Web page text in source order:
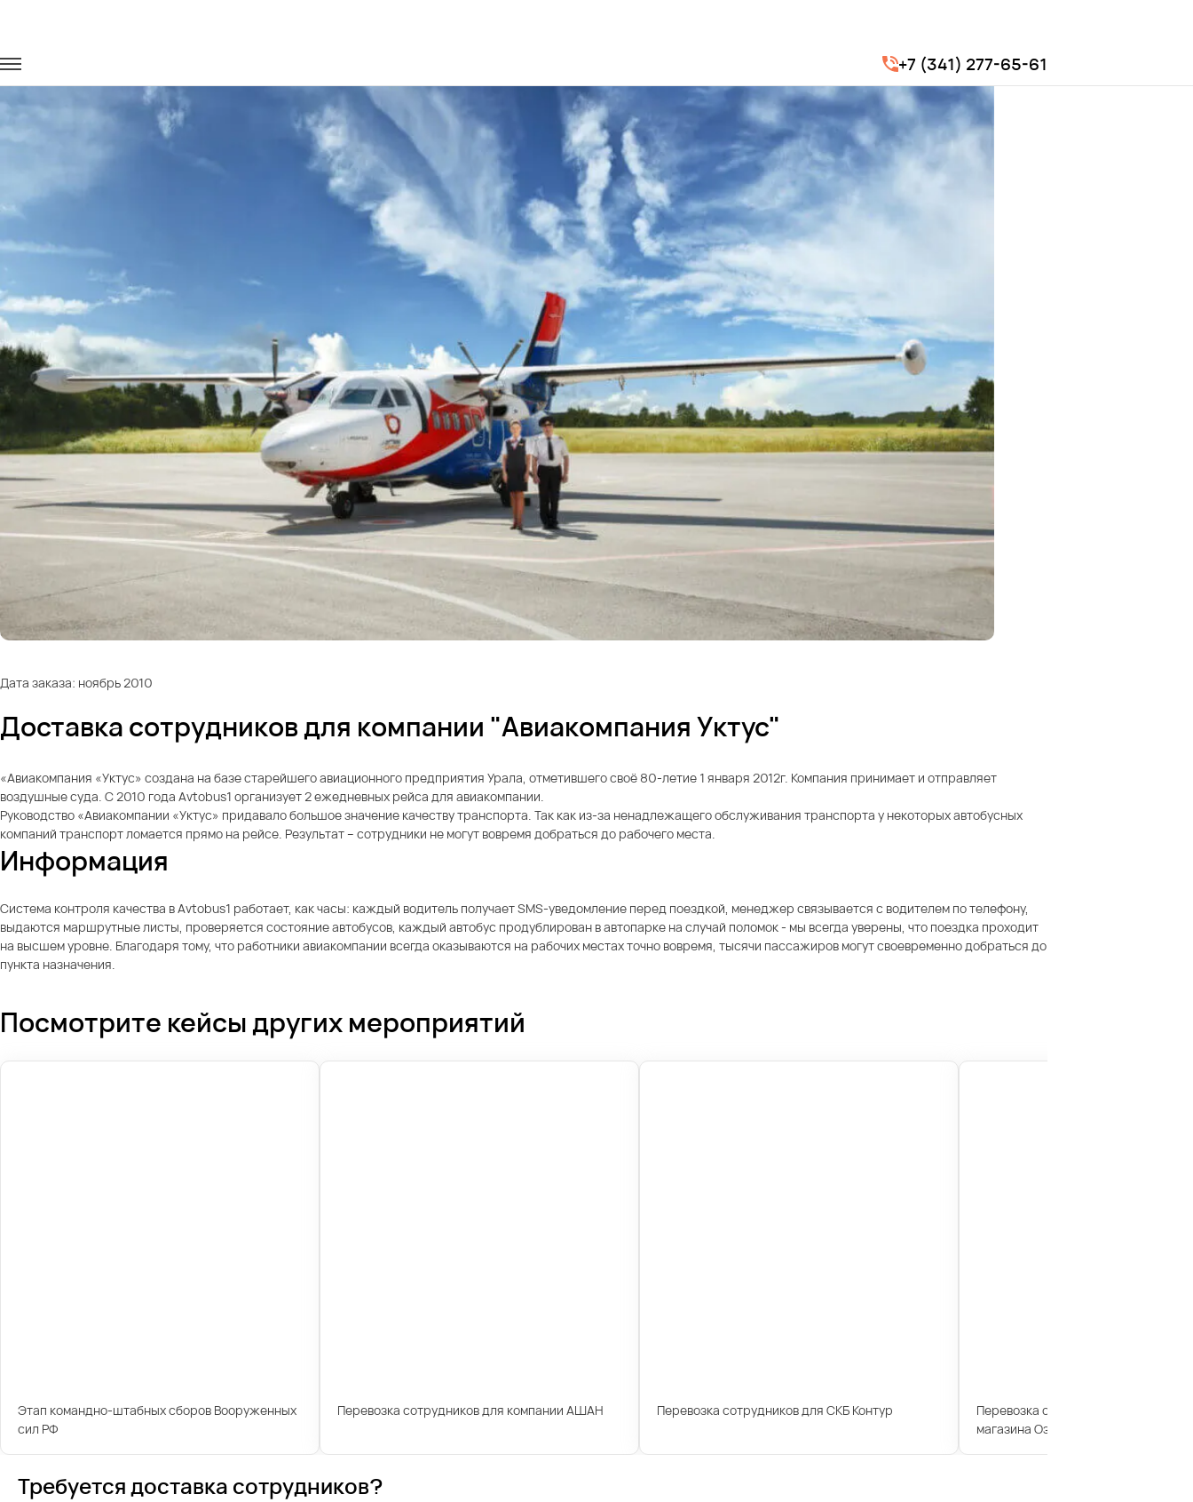
+7 (341) 277-65-61
Дата заказа: ноябрь 2010
Доставка сотрудников для компании "Авиакомпания Уктус"
«Авиакомпания «Уктус» создана на базе старейшего авиационного предприятия Урала, отметившего своё 80-летие 1 января 2012г. Компания принимает и отправляет
воздушные суда. С 2010 года Avtobus1 организует 2 ежедневных рейса для авиакомпании.
Руководство «Авиакомпании «Уктус» придавало большое значение качеству транспорта. Так как из-за ненадлежащего обслуживания транспорта у некоторых автобусных
компаний транспорт ломается прямо на рейсе. Результат – сотрудники не могут вовремя добраться до рабочего места.
Информация
Система контроля качества в Avtobus1 работает, как часы: каждый водитель получает SMS-уведомление перед поездкой, менеджер связывается с водителем по телефону,
выдаются маршрутные листы, проверяется состояние автобусов, каждый автобус продублирован в автопарке на случай поломок - мы всегда уверены, что поездка проходит
на высшем уровне. Благодаря тому, что работники авиакомпании всегда оказываются на рабочих местах точно вовремя, тысячи пассажиров могут своевременно добраться до
пункта назначения.
Посмотрите кейсы других мероприятий
Этап командно-штабных сборов Вооруженных
сил РФ
Перевозка сотрудников для компании АШАН Перевозка сотрудников для СКБ Контур
Перевозка сотрудников для
магазина Озон
Требуется доставка сотрудников?